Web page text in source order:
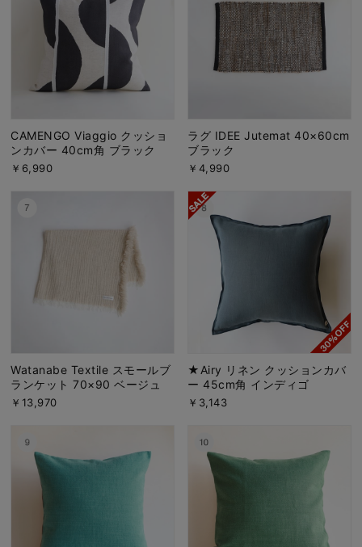
CAMENGO Viaggio クッショ
ンカバー 40cm角 ブラック
￥6,990
ラグ IDEE Jutemat 40×60cm
ブラック
￥4,990
Watanabe Textile スモールブ
ランケット 70×90 ベージュ
￥13,970
★Airy リネン クッションカバ
ー 45cm角 インディゴ
￥3,143